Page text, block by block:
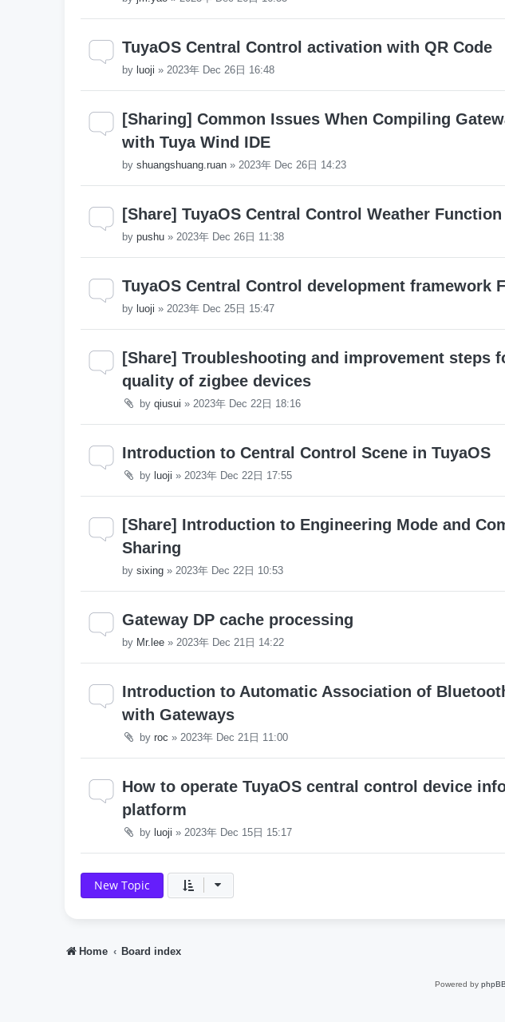
TuyaOS Central Control activation with QR Code
by luoji » 2023年 Dec 26日 16:48
[Sharing] Common Issues When Compiling
with Tuya Wind IDE
by shuangshuang.ruan » 2023年 Dec 26日 14:23
[Share] TuyaOS Central Control Weather
by pushu » 2023年 Dec 26日 11:38
TuyaOS Central Control development framework
by luoji » 2023年 Dec 25日 15:47
[Share] Troubleshooting and improvement steps
quality of zigbee devices
by qiusui » 2023年 Dec 22日 18:16
Introduction to Central Control Scene in TuyaOS
by luoji » 2023年 Dec 22日 17:55
[Share] Introduction to Engineering Mode and
Sharing
by sixing » 2023年 Dec 22日 10:53
Gateway DP cache processing
by Mr.lee » 2023年 Dec 21日 14:22
Introduction to Automatic Association of
with Gateways
by roc » 2023年 Dec 21日 11:00
How to operate TuyaOS central control device
platform
by luoji » 2023年 Dec 15日 15:17
New Topic
Home Board index
Powered by phpBB